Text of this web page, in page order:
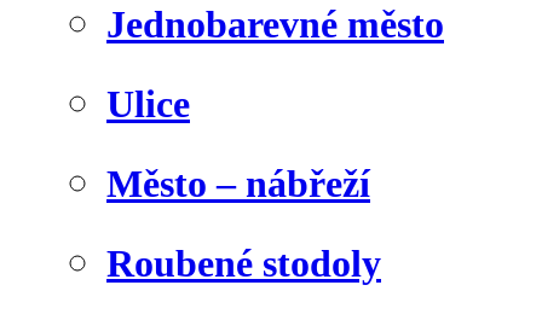
Jednobarevné město
Ulice
Město – nábřeží
Roubené stodoly